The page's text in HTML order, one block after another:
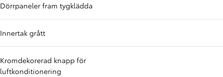
Dörrpaneler fram tygklädda
Innertak grått
Kromdekorerad knapp för
luftkonditionering